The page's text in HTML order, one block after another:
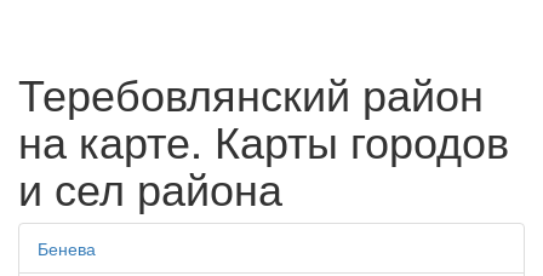
Теребовлянский район
на карте. Карты городов
и сел района
Бенева